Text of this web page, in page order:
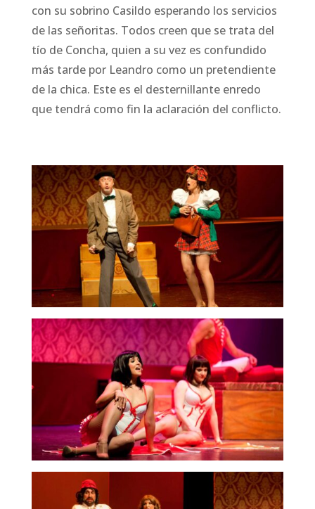
con su sobrino Casildo esperando los servicios
de las señoritas. Todos creen que se trata del
tío de Concha, quien a su vez es confundido
más tarde por Leandro como un pretendiente
de la chica. Este es el desternillante enredo
que tendrá como fin la aclaración del conflicto.